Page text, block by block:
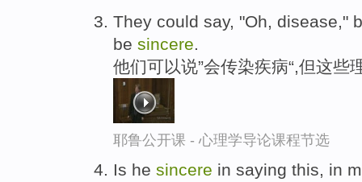
They could say, "Oh, disease,"
be sincere
他们可以说”会传染疾病“,但这些
耶鲁公开课 - 心理学导论课程节选
Is he sincere in saying this, in